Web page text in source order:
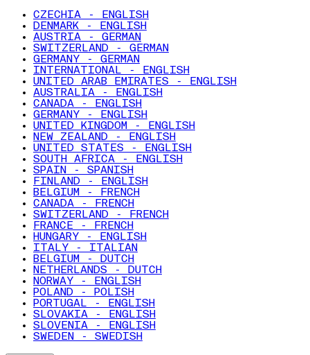
CZECHIA - ENGLISH
DENMARK - ENGLISH
AUSTRIA - GERMAN
SWITZERLAND - GERMAN
GERMANY - GERMAN
INTERNATIONAL - ENGLISH
UNITED ARAB EMIRATES - ENGLISH
AUSTRALIA - ENGLISH
CANADA - ENGLISH
GERMANY - ENGLISH
UNITED KINGDOM - ENGLISH
NEW ZEALAND - ENGLISH
UNITED STATES - ENGLISH
SOUTH AFRICA - ENGLISH
SPAIN - SPANISH
FINLAND - ENGLISH
BELGIUM - FRENCH
CANADA - FRENCH
SWITZERLAND - FRENCH
FRANCE - FRENCH
HUNGARY - ENGLISH
ITALY - ITALIAN
BELGIUM - DUTCH
NETHERLANDS - DUTCH
NORWAY - ENGLISH
POLAND - POLISH
PORTUGAL - ENGLISH
SLOVAKIA - ENGLISH
SLOVENIA - ENGLISH
SWEDEN - SWEDISH